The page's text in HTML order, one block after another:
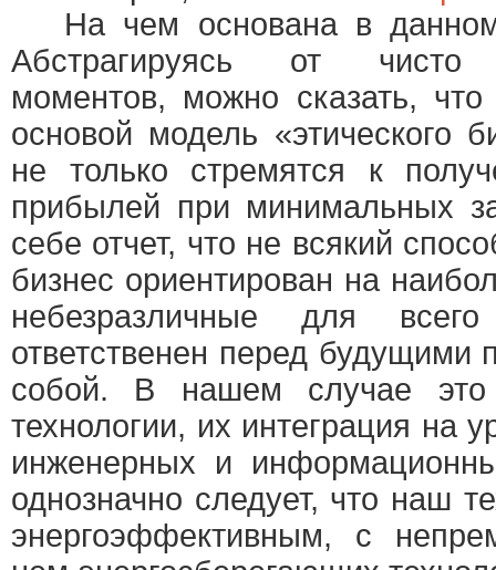
На чем основана в данном
Абстрагируясь от чисто
моментов, можно сказать,
основой модель «этического
не только стремятся к
прибылей при минимальных
себе отчет, что не всякий
бизнес ориентирован на
небезразличные для
ответственен перед будущими
собой. В нашем случае это
технологии, их интеграция на
инженерных и
однозначно следует, что наш
энергоэффективным, с